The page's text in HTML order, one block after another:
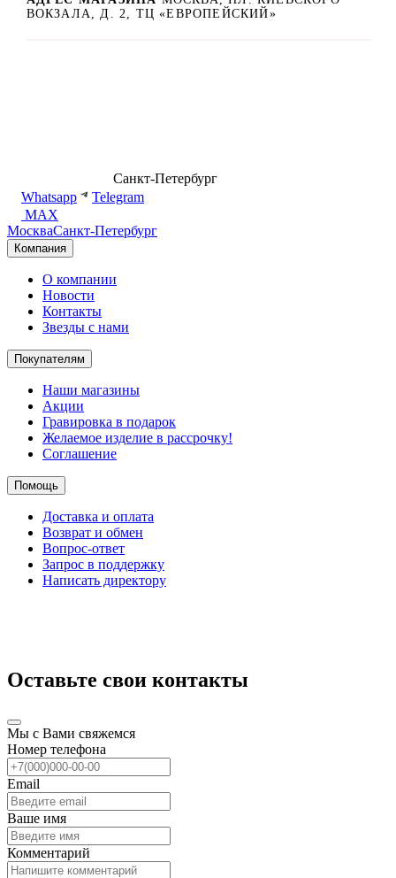
ВОКЗАЛА, Д. 2, ТЦ «ЕВРОПЕЙСКИЙ»
Санкт-Петербург
Whatsapp
Telegram
MAX
МоскваСанкт-Петербург
Компания
О компании
Новости
Контакты
Звезды с нами
Покупателям
Наши магазины
Акции
Гравировка в подарок
Желаемое изделие в рассрочку!
Соглашение
Помощь
Доставка и оплата
Возврат и обмен
Вопрос-ответ
Запрос в поддержку
Написать директору
Оставьте свои контакты
Мы с Вами свяжемся
Номер телефона
Email
Ваше имя
Комментарий